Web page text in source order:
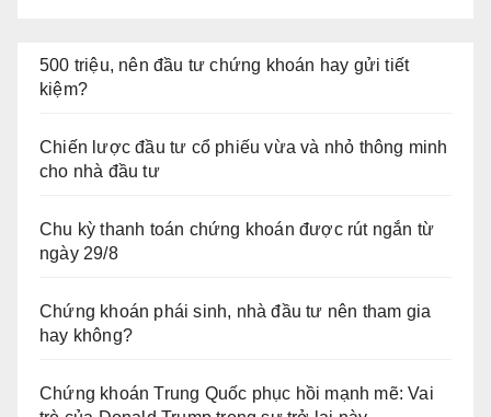
500 triệu, nên đầu tư chứng khoán hay gửi tiết
kiệm?
Chiến lược đầu tư cổ phiếu vừa và nhỏ thông minh
cho nhà đầu tư
Chu kỳ thanh toán chứng khoán được rút ngắn từ
ngày 29/8
Chứng khoán phái sinh, nhà đầu tư nên tham gia
hay không?
Chứng khoán Trung Quốc phục hồi mạnh mẽ: Vai